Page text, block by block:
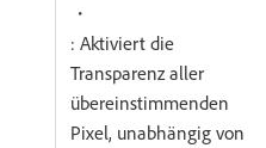
・
: Aktiviert die
Transparenz aller
übereinstimmenden
Pixel, unabhängig von